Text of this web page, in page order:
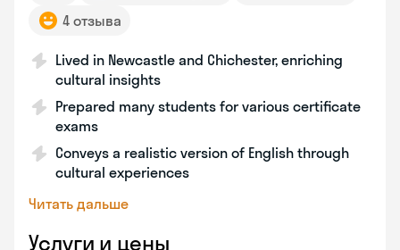
4 отзыва
Lived in Newcastle and Chichester, enriching
cultural insights
Prepared many students for various certificate
exams
Conveys a realistic version of English through
cultural experiences
Читать дальше
Услуги и цены